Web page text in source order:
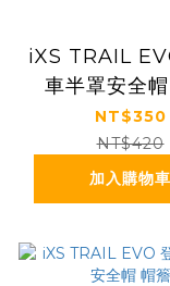
iXS TRAIL
車半罩安全
（無鎖固螺
NT$350
NT$420
加入購物車